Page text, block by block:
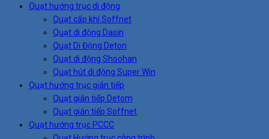
Quạt hướng trục di động
Quạt cấp khí Soffnet
Quạt di động Dasin
Quạt Di Động Deton
Quạt di động Shoohan
Quạt hút di động Super Win
Quạt hướng trục gián tiếp
Quạt gián tiếp Detom
Quạt gián tiếp Soffnet
Quạt hướng trục PCCC